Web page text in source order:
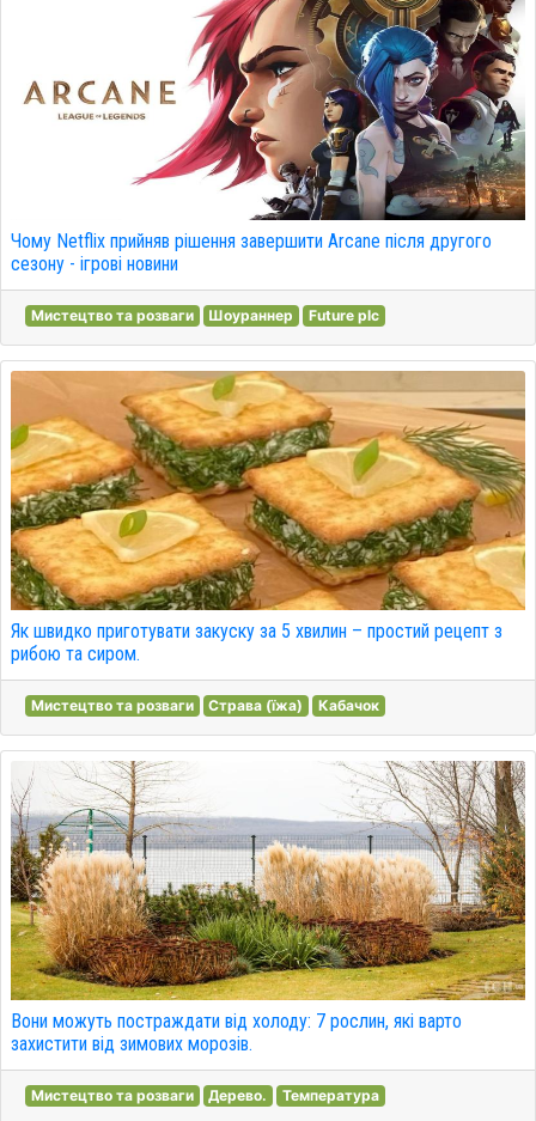
Чому Netflix прийняв рішення завершити Arcane після другого
сезону - ігрові новини
Мистецтво та розваги Шоураннер Future plc
Як швидко приготувати закуску за 5 хвилин – простий рецепт з
рибою та сиром.
Мистецтво та розваги Страва (їжа) Кабачок
Вони можуть постраждати від холоду: 7 рослин, які варто
захистити від зимових морозів.
Мистецтво та розваги Дерево. Температура